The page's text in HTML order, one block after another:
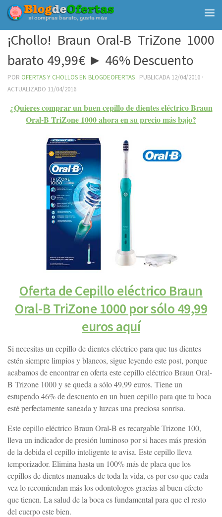
Debajo del contenido
¡Chollo! Braun Oral-B TriZone 1000
barato 49,99€ ► 46% Descuento
POR OFERTAS Y CHOLLOS EN BLOGDEOFERTAS · PUBLICADA 12/04/2016 ·
ACTUALIZADO 11/04/2016
¿Quieres comprar un buen cepillo de dientes eléctrico Braun
Oral-B TriZone 1000 ahora en su precio más bajo?
Oferta de Cepillo eléctrico Braun
Oral-B TriZone 1000 por sólo 49,99
euros aquí
Si necesitas un cepillo de dientes eléctrico para que tus dientes
estén siempre limpios y blancos, sigue leyendo este post, porque
acabamos de encontrar en oferta este cepillo eléctrico Braun Oral-
B Trizone 1000 y se queda a sólo 49,99 euros. Tiene un
estupendo 46% de descuento en un buen cepillo para que tu boca
esté perfectamente saneada y luzcas una preciosa sonrisa.
Este cepillo eléctrico Braun Oral-B es recargable Trizone 100,
lleva un indicador de presión luminoso por si haces más presión
de la debida el cepillo inteligente te avisa. Este cepillo lleva
temporizador. Elimina hasta un 100% más de placa que los
cepillos de dientes manuales de toda la vida, es por eso que cada
vez lo recomiendan más los odontologos gracias al buen efecto
que tienen. La salud de la boca es fundamental para que el resto
del cuerpo este bien.